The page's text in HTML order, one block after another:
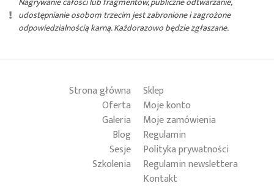
udostępnianie osobom trzecim jest zabronione i zagrożone
odpowiedzialnością karną. Każdorazowo będzie zgłaszane.
Strona główna
Oferta
Galeria
Blog
Sesje
Szkolenia
Sklep
Moje konto
Moje zamówienia
Regulamin
Polityka prywatności
Regulamin newslettera
Kontakt